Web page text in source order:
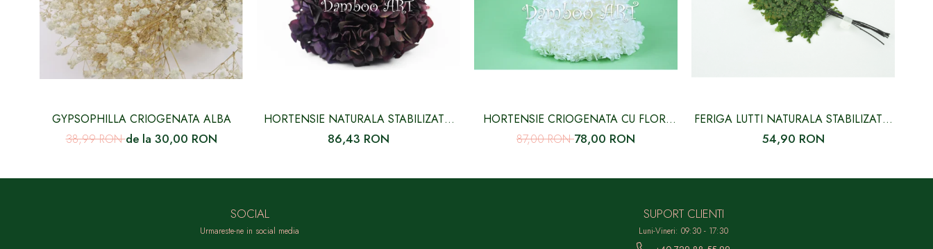
GYPSOPHILLA CRIOGENATA ALBA
38,99 RONde la 30,00 RON
HORTENSIE NATURALA STABILIZATA,
MOV PICASSO CU FLORI MICI
86,43 RON
HORTENSIE CRIOGENATA CU FLORI
MICI ALBA
87,00 RON78,00 RON
FERIGA LUTTI NATURALA STABILIZATA,
VERDE
54,90 RON
SOCIAL
Urmareste-ne in social media
SUPORT CLIENTI
Luni-Vineri: 09:30 - 17:30